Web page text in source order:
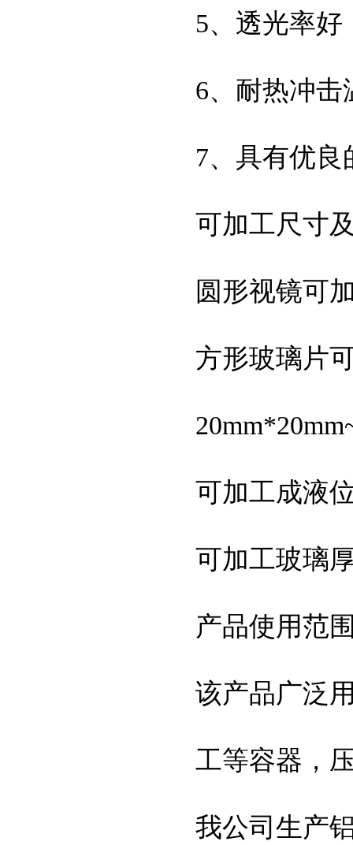
5、透光率好
6、耐热冲
7、具有优
可加工尺寸
圆形视镜可
方形玻璃片
可加工成液
可加工玻璃
产品使用范
该产品广泛
工等容器，
我公司生产